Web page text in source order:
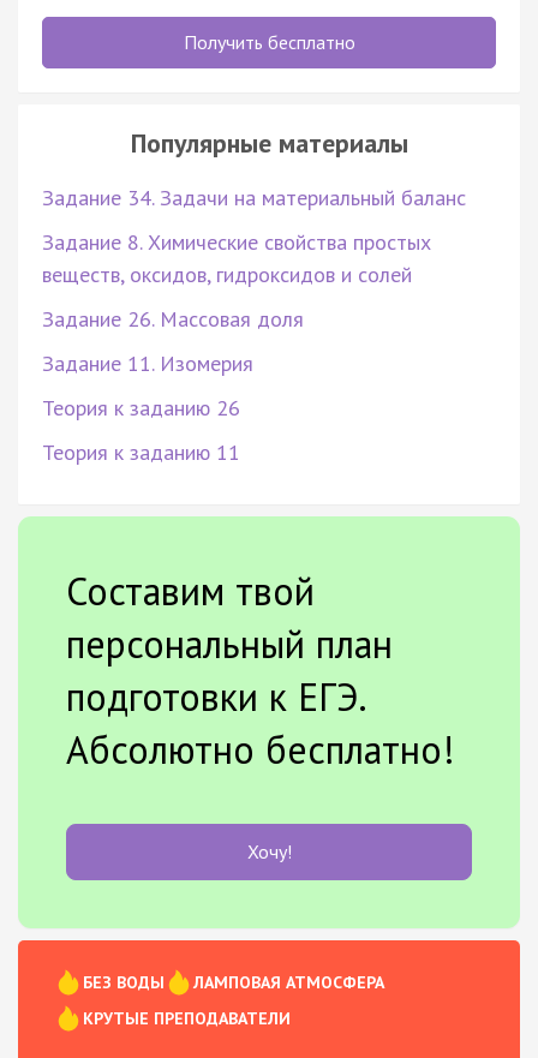
Получить бесплатно
Популярные материалы
Задание 34. Задачи на материальный баланс
Задание 8. Химические свойства простых
веществ, оксидов, гидроксидов и солей
Задание 26. Массовая доля
Задание 11. Изомерия
Теория к заданию 26
Теория к заданию 11
Составим твой
персональный план
подготовки к ЕГЭ.
Абсолютно бесплатно!
Хочу!
БЕЗ ВОДЫ
ЛАМПОВАЯ АТМОСФЕРА
КРУТЫЕ ПРЕПОДАВАТЕЛИ